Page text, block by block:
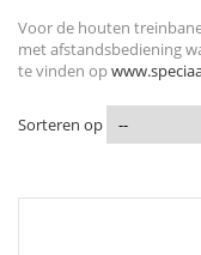
Voor de houten
met afstandsbediening
te vinden op
Sorteren op